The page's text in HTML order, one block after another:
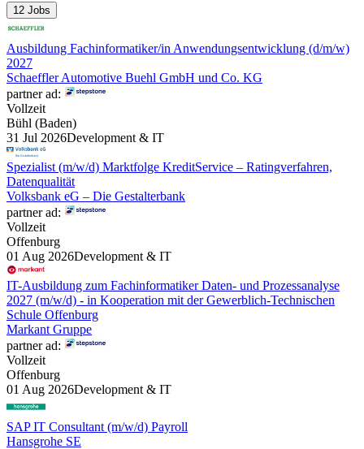
12 Jobs
Ausbildung Fachinformatiker/in Anwendungsentwicklung (d/m/w)
2027
Schaeffler Automotive Buehl GmbH und Co. KG
partner ad:
Vollzeit
Bühl (Baden)
31 Jul 2026Development & IT
Spezialist (m/w/d) Marktfolge KreditService – Ratingverfahren,
Datenqualität
Volksbank eG – Die Gestalterbank
partner ad:
Vollzeit
Offenburg
01 Aug 2026Development & IT
IT-Ausbildung zum Fachinformatiker Daten- und Prozessanalyse
2027 (m/w/d) - in Kooperation mit der Gewerblich-Technischen
Schule Offenburg
Markant Gruppe
partner ad:
Vollzeit
Offenburg
01 Aug 2026Development & IT
SAP IT Consultant (m/w/d) Payroll
Hansgrohe SE